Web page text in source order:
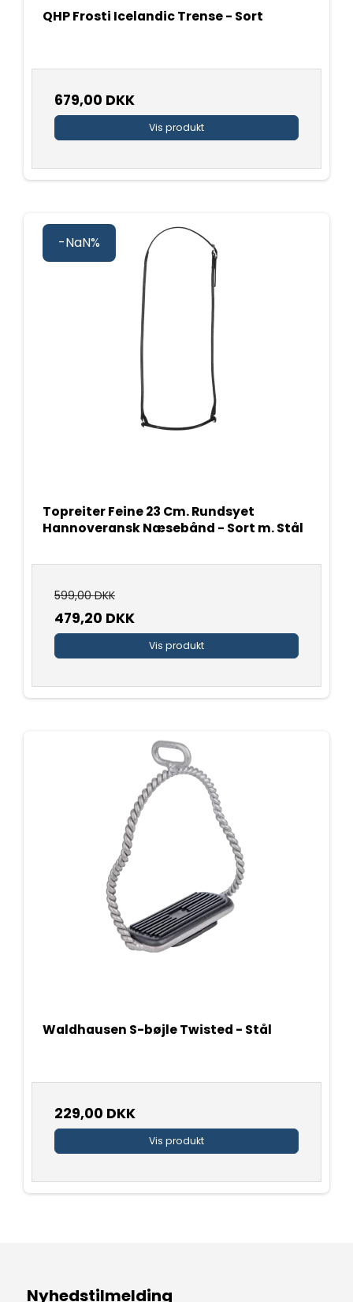
QHP Frosti Icelandic Trense - Sort
679,00 DKK
Vis produkt
-NaN%
Topreiter Feine 23 Cm. Rundsyet
Hannoveransk Næsebånd - Sort m. Stål
599,00 DKK
479,20 DKK
Vis produkt
Waldhausen S-bøjle Twisted - Stål
229,00 DKK
Vis produkt
Nyhedstilmelding